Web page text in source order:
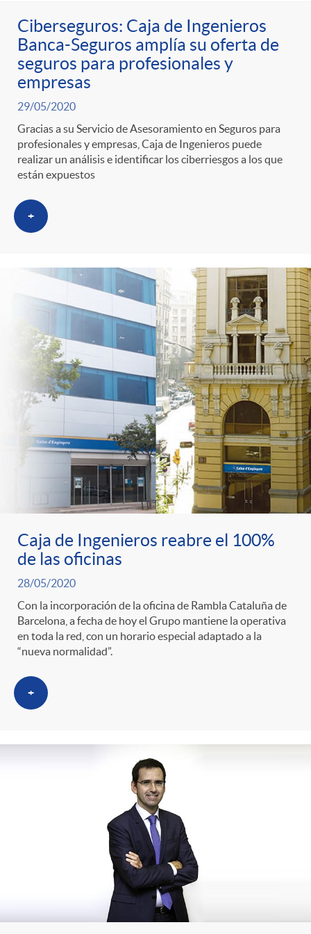
o
r
i
a
s
Ciberseguros: Caja de Ingenieros
Banca-Seguros amplía su oferta de
seguros para profesionales y
empresas
29/05/2020
Gracias a su Servicio de Asesoramiento en Seguros para
profesionales y empresas, Caja de Ingenieros puede
realizar un análisis e identificar los ciberriesgos a los que
están expuestos
+
Caja de Ingenieros reabre el 100%
de las oficinas
28/05/2020
Con la incorporación de la oficina de Rambla Cataluña de
Barcelona, a fecha de hoy el Grupo mantiene la operativa
en toda la red, con un horario especial adaptado a la
“nueva normalidad”.
+